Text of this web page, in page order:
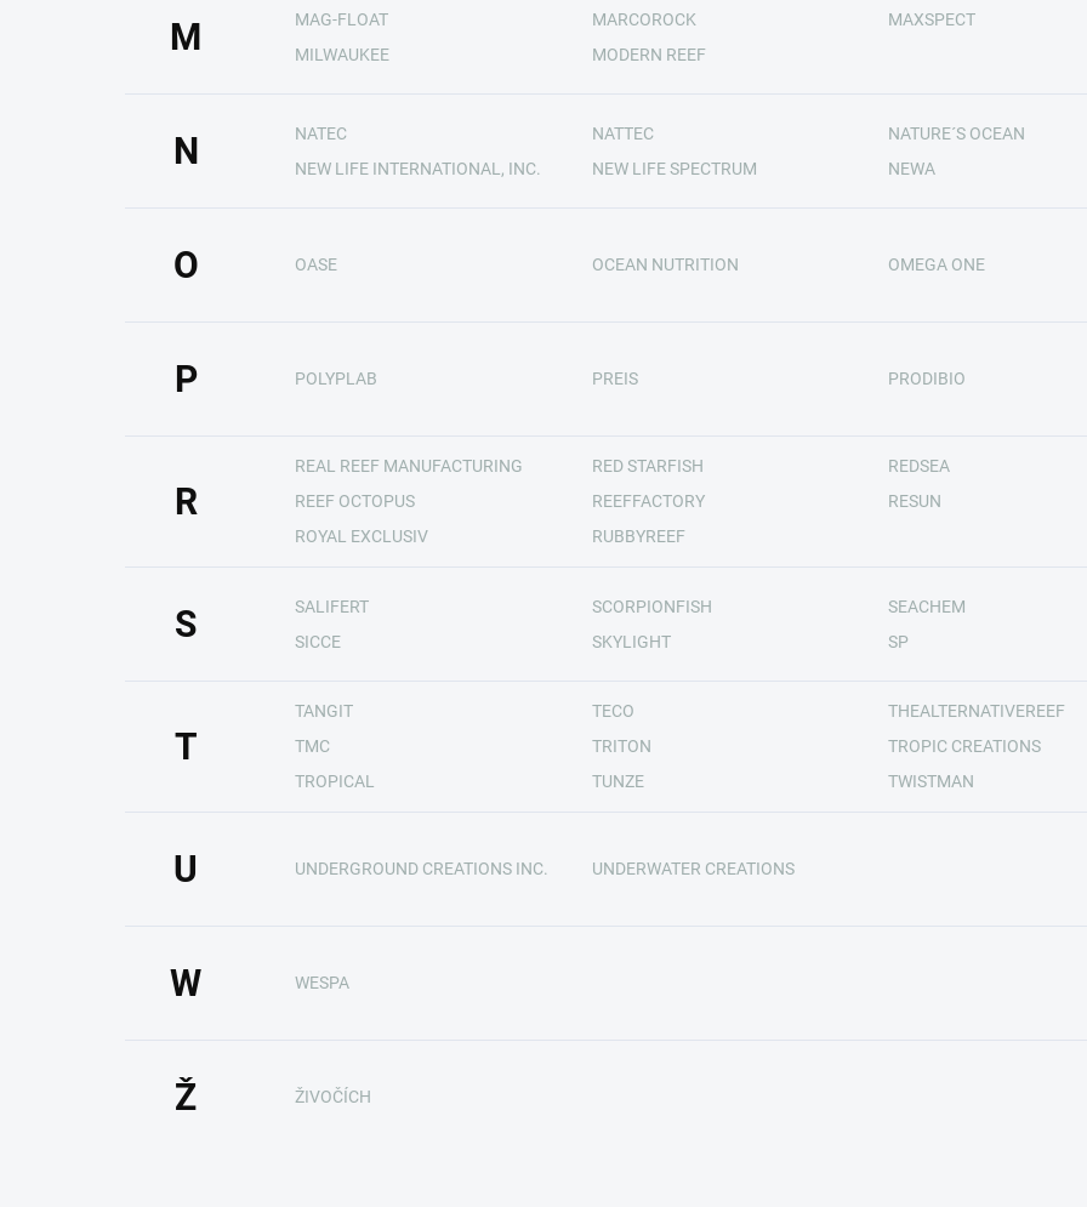
M MAG-FLOAT MARCOROCK MAXSPECT
MILWAUKEE
MODERN REEF
N NATEC NATTEC NATURE´S OCEAN
NEW LIFE INTERNATIONAL, INC.
NEW LIFE SPECTRUM NEWA
O OASE OCEAN NUTRITION OMEGA ONE
P POLYPLAB PREIS PRODIBIO
R
REAL REEF MANUFACTURING RED STARFISH REDSEA
REEF OCTOPUS
REEFFACTORY RESUN
ROYAL EXCLUSIV
RUBBYREEF
S SALIFERT SCORPIONFISH SEACHEM
SICCE
SKYLIGHT SP
T
TANGIT TECO THEALTERNATIVEREEF
TMC
TRITON TROPIC CREATIONS
TROPICAL
TUNZE TWISTMAN
U UNDERGROUND CREATIONS INC. UNDERWATER CREATIONS
W WESPA
Ž ŽIVOČÍCH